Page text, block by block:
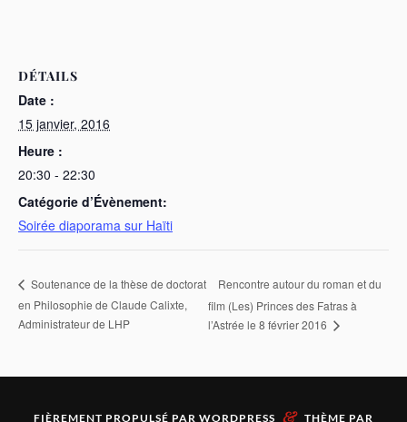
DÉTAILS
Date :
15 janvier, 2016
Heure :
20:30 - 22:30
Catégorie d’Évènement:
Soirée diaporama sur Haïti
Soutenance de la thèse de doctorat
en Philosophie de Claude Calixte,
Administrateur de LHP
Rencontre autour du roman et du
film (Les) Princes des Fatras à
l’Astrée le 8 février 2016
FIÈREMENT PROPULSÉ PAR WORDPRESS & THÈME PAR